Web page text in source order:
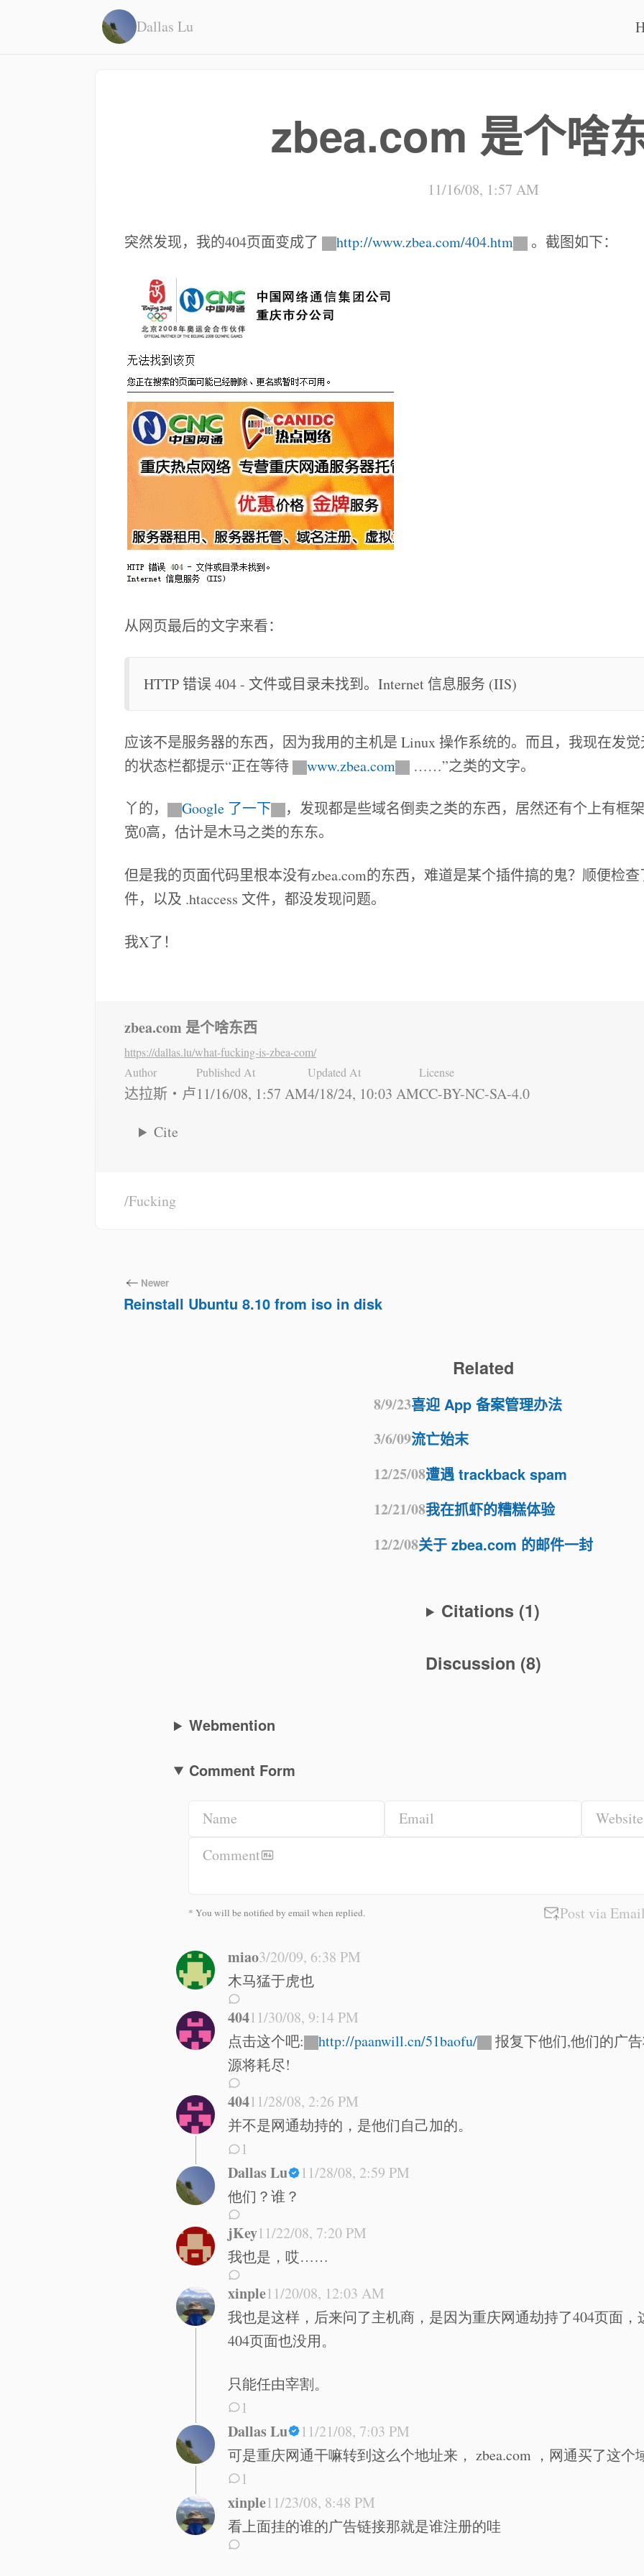
Dallas Lu
zbea.com 是个啥
11/16/08, 1:57 AM
突然发现，我的404页面变成了 http://www.zbea.com/404.htm 。截图如下：
从网页最后的文字来看：
HTTP 错误 404 - 文件或目录未找到。Internet 信息服务 (IIS)
应该不是服务器的东西，因为我用的主机是 Linux 操作系统的。而且，我现在发
的状态栏都提示“正在等待
www.zbea.com ……”之类的文字。
丫的， Google 了一下
，发现都是些域名倒卖之类的东西，居然还有个上有框
宽0高，估计是木马之类的东东。
但是我的页面代码里根本没有zbea.com的东西，难道是某个插件搞的鬼？顺便检
件，以及 .htaccess 文件，都没发现问题。
我X了！
zbea.com 是个啥东西
https://dallas.lu/what-fucking-is-zbea-com/
Author
达拉斯・卢
Published At
11/16/08, 1:57 AM
Updated At
4/18/24, 10:03 AM
License
CC-BY-NC-SA-4.0
Cite
Fucking
Newer
Reinstall Ubuntu 8.10 from iso in disk
Related
8/9/23喜迎 App 备案管理办法
3/6/09流亡始末
12/25/08遭遇 trackback spam
12/21/08我在抓虾的糟糕体验
12/2/08关于 zbea.com 的邮件一封
Citations (1)
Discussion (8)
Webmention
Comment Form
Name Email
Website
Comment
* You will be notified by email when replied. Post via Email
miao3/20/09, 6:38 PM
木马猛于虎也
40411/30/08, 9:14 PM
点击这个吧:
http://paanwill.cn/51baofu/
报复下他们,他们的广
源将耗尽!
40411/28/08, 2:26 PM
并不是网通劫持的，是他们自己加的。
1
Dallas Lu
11/28/08, 2:59 PM
他们？谁？
jKey11/22/08, 7:20 PM
我也是，哎……
xinple11/20/08, 12:03 AM
我也是这样，后来问了主机商，是因为重庆网通劫持了404页面，
404页面也没用。
只能任由宰割。
1
Dallas Lu
11/21/08, 7:03 PM
可是重庆网通干嘛转到这么个地址来， zbea.com ，网通买了这个
1
xinple11/23/08, 8:48 PM
看上面挂的谁的广告链接那就是谁注册的哇